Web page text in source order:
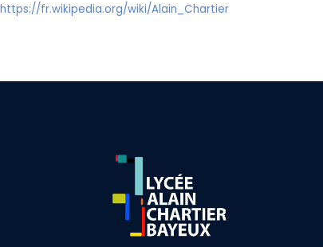
https://fr.wikipedia.org/wiki/Alain_Chartier